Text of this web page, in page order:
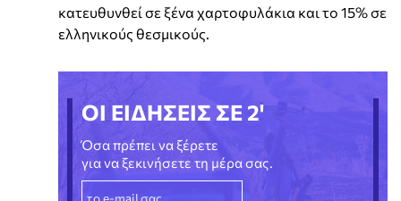
κατευθυνθεί σε ξένα χαρτοφυλάκια και το 15% σε
ελληνικούς θεσμικούς.
ΟΙ ΕΙΔΗΣΕΙΣ ΣΕ 2'
Όσα πρέπει να ξέρετε
για να ξεκινήσετε τη μέρα σας.